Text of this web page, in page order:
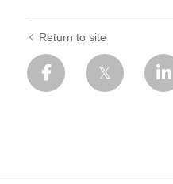
Return to site